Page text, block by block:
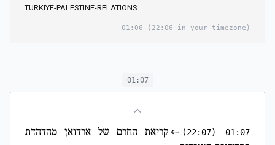
TÜRKIYE-PALESTINE-RELATIONS
01:06 (22:06 in your timezone)
01:07
01:07
(22:07)
⇠קריאת החרם של ארדואן מהדהדת